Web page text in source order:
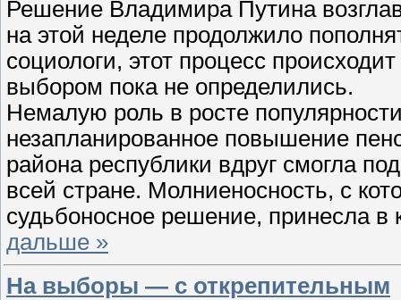
Решение Владимира Путина
на этой неделе продолжило
социологи, этот процесс
выбором пока не определились.
Немалую роль в росте
незапланированное повышение
района республики вдруг смогла
всей стране. Молниеносность, с
судьбоносное решение, принесла
дальше »
На выборы — с открепительным